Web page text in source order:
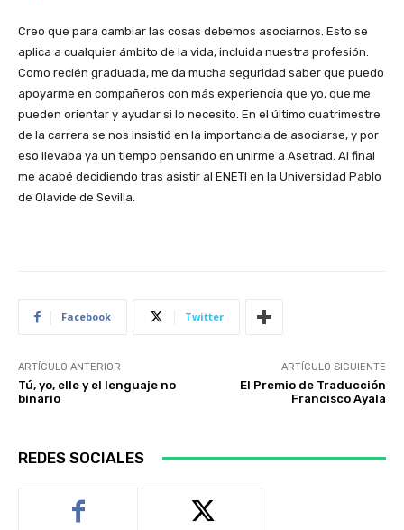
Creo que para cambiar las cosas debemos asociarnos. Esto se
aplica a cualquier ámbito de la vida, incluida nuestra profesión.
Como recién graduada, me da mucha seguridad saber que puedo
apoyarme en compañeros con más experiencia que yo, que me
pueden orientar y ayudar si lo necesito. En el último cuatrimestre
de la carrera se nos insistió en la importancia de asociarse, y por
eso llevaba ya un tiempo pensando en unirme a Asetrad. Al final
me acabé decidiendo tras asistir al ENETI en la Universidad Pablo
de Olavide de Sevilla.
Facebook Twitter
ARTÍCULO ANTERIOR
Tú, yo, elle y el lenguaje no
binario
ARTÍCULO SIGUIENTE
El Premio de Traducción
Francisco Ayala
REDES SOCIALES